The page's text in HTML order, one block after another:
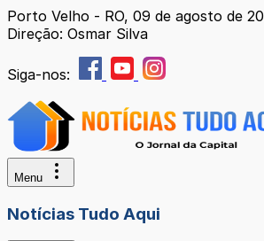
Porto Velho - RO, 09 de agosto de
Direção: Osmar Silva
Siga-nos:
Menu
Notícias Tudo Aqui